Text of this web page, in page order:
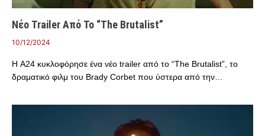
Νέο Trailer Από Το “The Brutalist”
10/12/2024
Η A24 κυκλοφόρησε ένα νέο trailer από το “The Brutalist”, το
δραματικό φιλμ του Brady Corbet που ύστερα από την…